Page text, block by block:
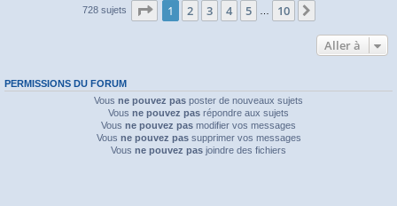
728 sujets Page 1sur10
1 2 3 4 5 10
Aller à
PERMISSIONS DU FORUM
Vous ne pouvez pas poster de nouveaux sujets
Vous ne pouvez pas répondre aux sujets
Vous ne pouvez pas modifier vos messages
Vous ne pouvez passupprimer vos messages
Vous ne pouvez pas joindre des fichiers